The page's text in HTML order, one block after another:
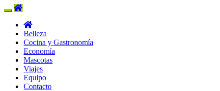
Belleza
Cocina y Gastronomía
Economía
Mascotas
Viajes
Equipo
Contacto